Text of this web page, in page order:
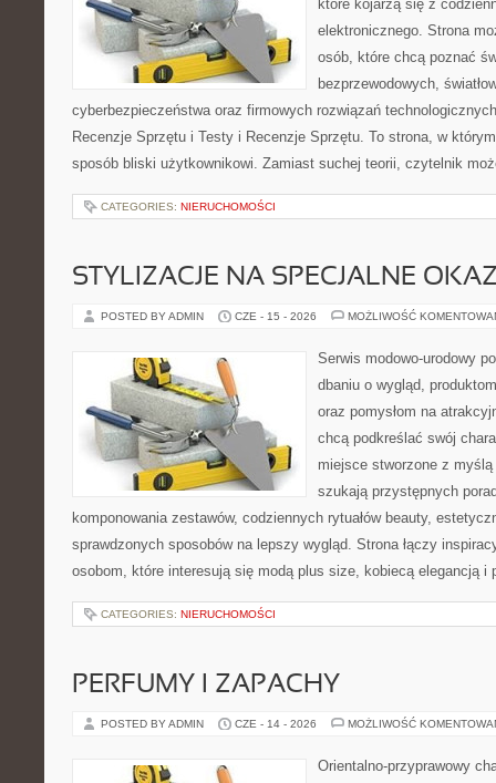
które kojarzą się z
elektronicznego. Strona
osób, które chcą poznać
bezprzewodowych,
cyberbezpieczeństwa oraz firmowych rozwiązań
Recenzje Sprzętu i Testy i Recenzje Sprzętu. To strona, w
sposób bliski użytkownikowi. Zamiast suchej teorii, czytelnik
CATEGORIES: NIERUCHOMOŚCI
STYLIZACJE NA SPECJALNE
POSTED BY ADMIN CZE - 15 - 2026 MOŻLIWOŚĆ
Serwis modowo-urodowy
dbaniu o wygląd,
oraz pomysłom na
chcą podkreślać swój
miejsce stworzone z
szukają przystępnych
komponowania zestawów, codziennych rytuałów beauty,
sprawdzonych sposobów na lepszy wygląd. Strona łączy
osobom, które interesują się modą plus size, kobiecą elegancją
CATEGORIES: NIERUCHOMOŚCI
PERFUMY I ZAPACHY
POSTED BY ADMIN CZE - 14 - 2026 MOŻLIWOŚĆ
Orientalno-przyprawowy